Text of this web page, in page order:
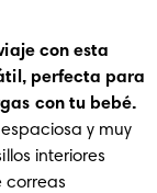
con esta
perfecta para
con tu bebé.
y muy
interiores
correas